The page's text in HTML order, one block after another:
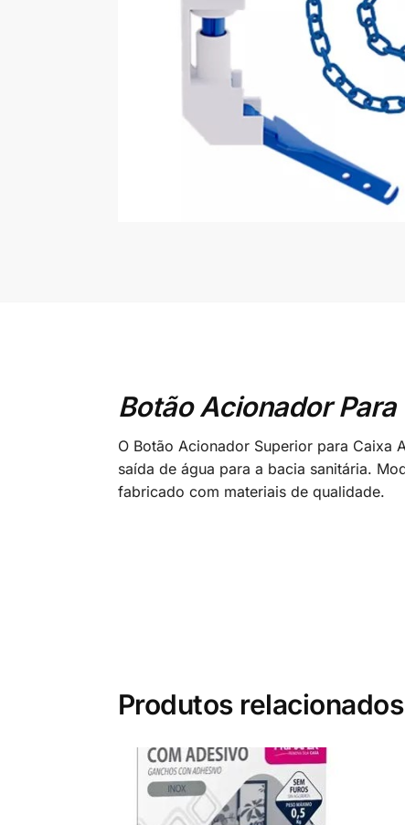
Botão Acionador
O Botão Acionador Superior para Caixa
saída de água para a bacia sanitária.
fabricado com materiais de qualidade.
Produtos relacionados